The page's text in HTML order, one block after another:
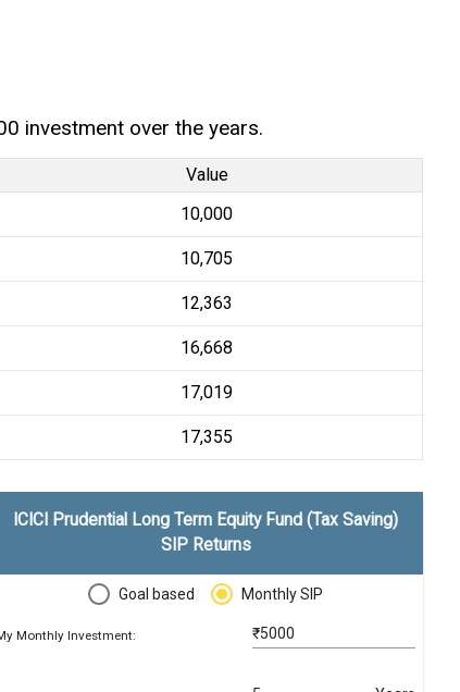
investment over the years.
Value
₹10,000
₹10,705
₹12,363
₹16,668
₹17,019
₹17,355
ICICI Prudential Long Term Equity Fund (Tax Saving)
SIP Returns
Goal based Monthly SIP
Monthly Investment: ₹